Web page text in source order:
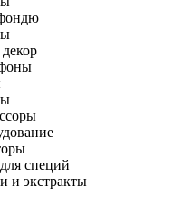
специй
и экстракты